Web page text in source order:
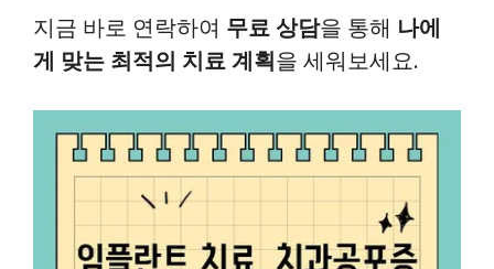
지금 바로 연락하여 무료 상담을 통해 나에
게 맞는 최적의 치료 계획을 세워보세요.